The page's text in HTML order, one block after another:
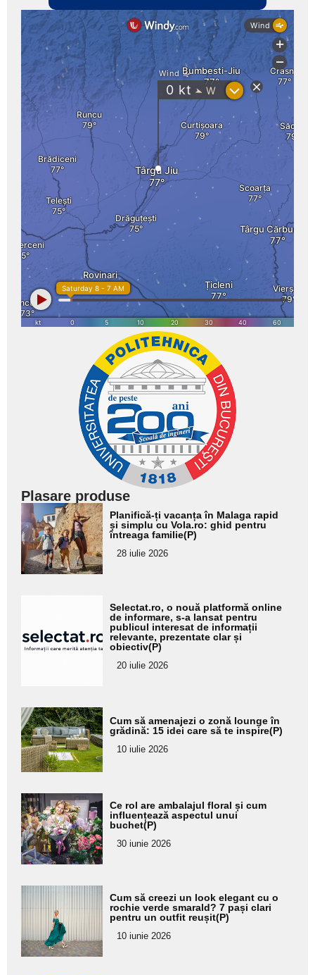
Plasare produse
Adaugă
aici textul
pentru
subtitlu
Planifică-ți vacanța în Malaga rapid
și simplu cu Vola.ro: ghid pentru
întreaga familie(P)
28 iulie 2026
pentru
subtitlu
Selectat.ro, o nouă platformă online
de informare, s-a lansat pentru
publicul interesat de informații
relevante, prezentate clar și
obiectiv(P)
20 iulie 2026
Adaugă
aici textul
pentru
subtitlu
Cum să amenajezi o zonă lounge în
grădină: 15 idei care să te inspire(P)
10 iulie 2026
Adaugă
aici textul
pentru
subtitlu
Ce rol are ambalajul floral și cum
influențează aspectul unui
buchet(P)
30 iunie 2026
Adaugă
aici textul
pentru
subtitlu
Cum să creezi un look elegant cu o
rochie verde smarald? 7 pași clari
pentru un outfit reușit(P)
10 iunie 2026